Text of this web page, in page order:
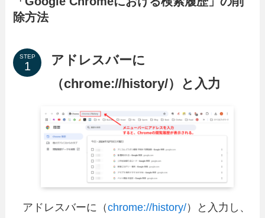
除方法
STEP
アドレスバーに
（chrome://history/）と入力
アドレスバーに（chrome://history/）と入力し、